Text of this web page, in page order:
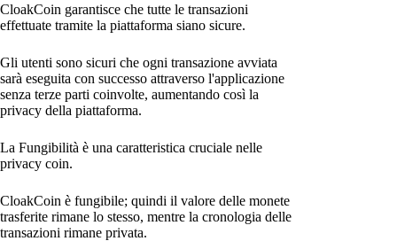
CloakCoin garantisce che tutte le transazioni
effettuate tramite la piattaforma siano sicure.
Gli utenti sono sicuri che ogni transazione avviata
sarà eseguita con successo attraverso l'applicazione
senza terze parti coinvolte, aumentando così la
privacy della piattaforma.
La Fungibilità è una caratteristica cruciale nelle
privacy coin.
CloakCoin è fungibile; quindi il valore delle monete
trasferite rimane lo stesso, mentre la cronologia delle
transazioni rimane privata.